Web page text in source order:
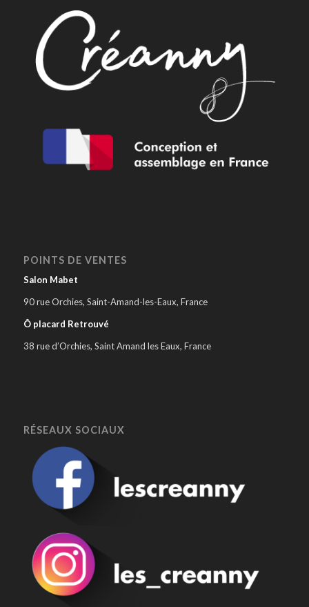
POINTS DE VENTES
Salon Mabet
90 rue Orchies, Saint-Amand-les-Eaux, France
Ô placard Retrouvé
38 rue d’Orchies, Saint Amand les Eaux, France
RÉSEAUX SOCIAUX